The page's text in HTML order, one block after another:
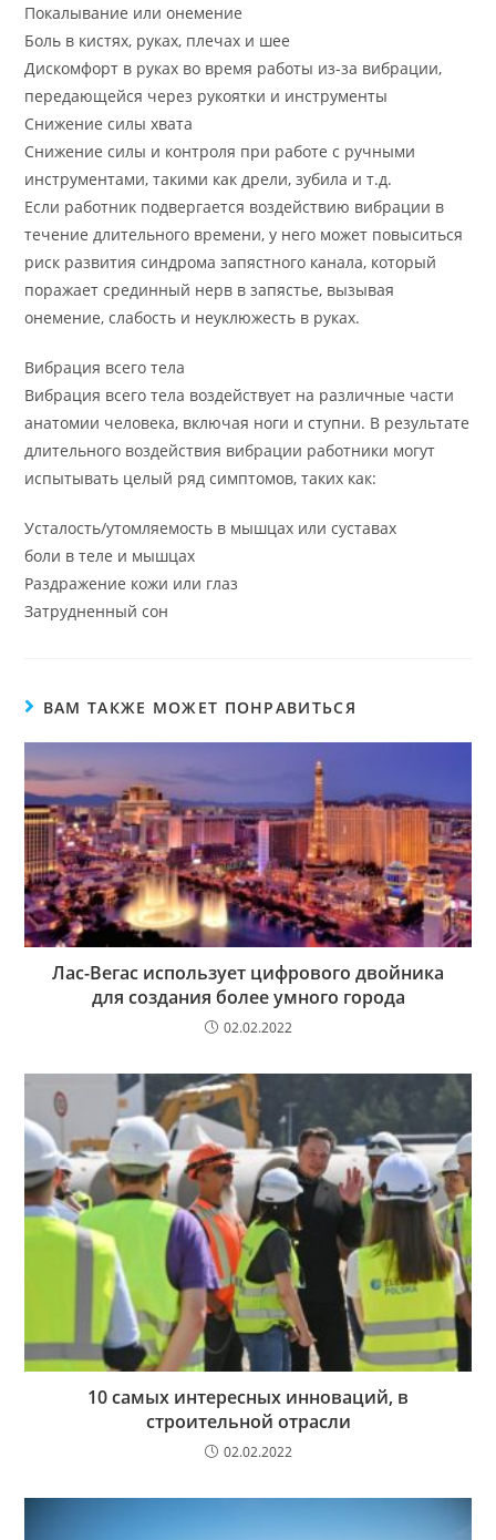
Покалывание или онемение
Боль в кистях, руках, плечах и шее
Дискомфорт в руках во время работы из-за вибрации,
передающейся через рукоятки и инструменты
Снижение силы хвата
Снижение силы и контроля при работе с ручными
инструментами, такими как дрели, зубила и т.д.
Если работник подвергается воздействию вибрации в
течение длительного времени, у него может повыситься
риск развития синдрома запястного канала, который
поражает срединный нерв в запястье, вызывая
онемение, слабость и неуклюжесть в руках.
Вибрация всего тела
Вибрация всего тела воздействует на различные части
анатомии человека, включая ноги и ступни. В результате
длительного воздействия вибрации работники могут
испытывать целый ряд симптомов, таких как:
Усталость/утомляемость в мышцах или суставах
боли в теле и мышцах
Раздражение кожи или глаз
Затрудненный сон
ВАМ ТАКЖЕ МОЖЕТ ПОНРАВИТЬСЯ
Лас-Вегас использует цифрового двойника
для создания более умного города
02.02.2022
10 самых интересных инноваций, в
строительной отрасли
02.02.2022